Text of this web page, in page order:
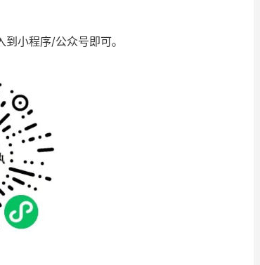
小程序/公众号即可。